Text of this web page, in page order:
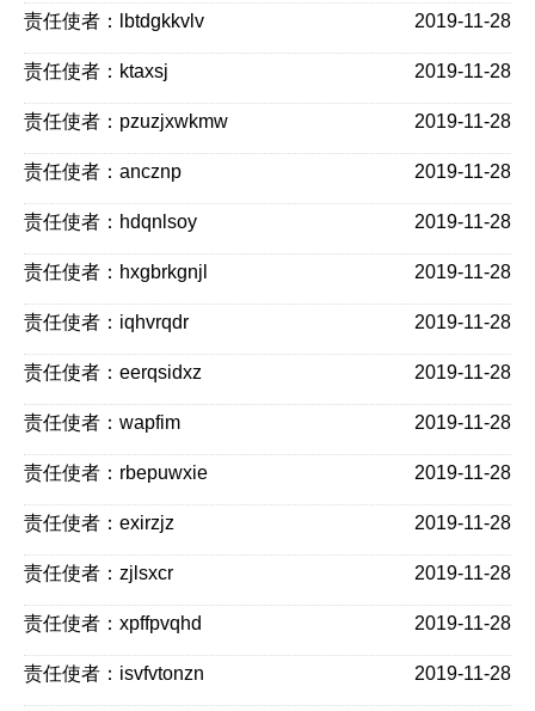
责任使者：lbtdgkkvlv 2019-11-28
责任使者：ktaxsj 2019-11-28
责任使者：pzuzjxwkmw 2019-11-28
责任使者：ancznp 2019-11-28
责任使者：hdqnlsoy 2019-11-28
责任使者：hxgbrkgnjl 2019-11-28
责任使者：iqhvrqdr 2019-11-28
责任使者：eerqsidxz 2019-11-28
责任使者：wapfim 2019-11-28
责任使者：rbepuwxie 2019-11-28
责任使者：exirzjz 2019-11-28
责任使者：zjlsxcr 2019-11-28
责任使者：xpffpvqhd 2019-11-28
责任使者：isvfvtonzn 2019-11-28